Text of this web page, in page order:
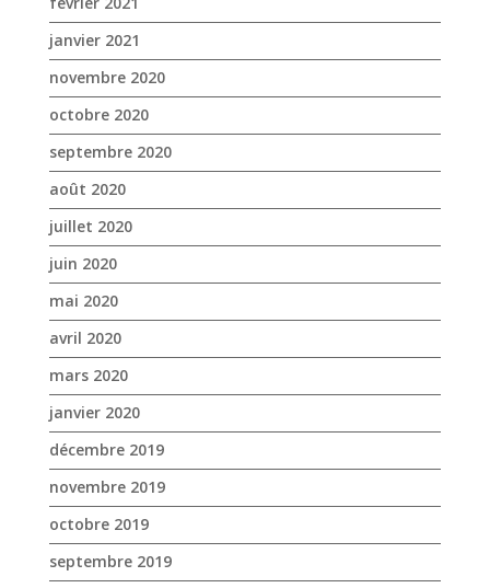
janvier 2021
novembre 2020
octobre 2020
septembre 2020
août 2020
juillet 2020
juin 2020
mai 2020
avril 2020
mars 2020
janvier 2020
décembre 2019
novembre 2019
octobre 2019
septembre 2019